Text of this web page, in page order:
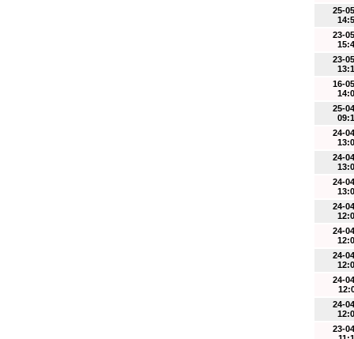
25-
23-
23-
16-
25-
24-
24-
24-
24-
24-
24-
24-
24-
23-